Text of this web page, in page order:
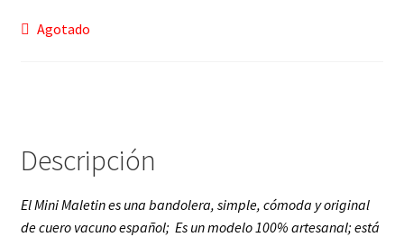
Agotado
Descripción
El Mini Maletin es una bandolera, simple, cómoda y original
de cuero vacuno español; Es un modelo 100% artesanal; está